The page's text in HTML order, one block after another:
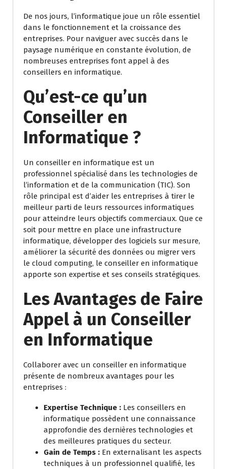
De nos jours, l’informatique joue un rôle essentiel
dans le fonctionnement et la croissance des
entreprises. Pour naviguer avec succès dans le
paysage numérique en constante évolution, de
nombreuses entreprises font appel à des
conseillers en informatique.
Qu’est-ce qu’un
Conseiller en
Informatique ?
Un conseiller en informatique est un
professionnel spécialisé dans les technologies de
l’information et de la communication (TIC). Son
rôle principal est d’aider les entreprises à tirer le
meilleur parti de leurs ressources informatiques
pour atteindre leurs objectifs commerciaux. Que ce
soit pour mettre en place une infrastructure
informatique, développer des logiciels sur mesure,
améliorer la sécurité des données ou migrer vers
le cloud computing, le conseiller en informatique
apporte son expertise et ses conseils stratégiques.
Les Avantages de Faire
Appel à un Conseiller
en Informatique
Collaborer avec un conseiller en informatique
présente de nombreux avantages pour les
entreprises :
Expertise Technique : Les conseillers en
informatique possèdent une connaissance
approfondie des dernières technologies et
des meilleures pratiques du secteur.
Gain de Temps : En externalisant les aspects
techniques à un professionnel qualifié, les